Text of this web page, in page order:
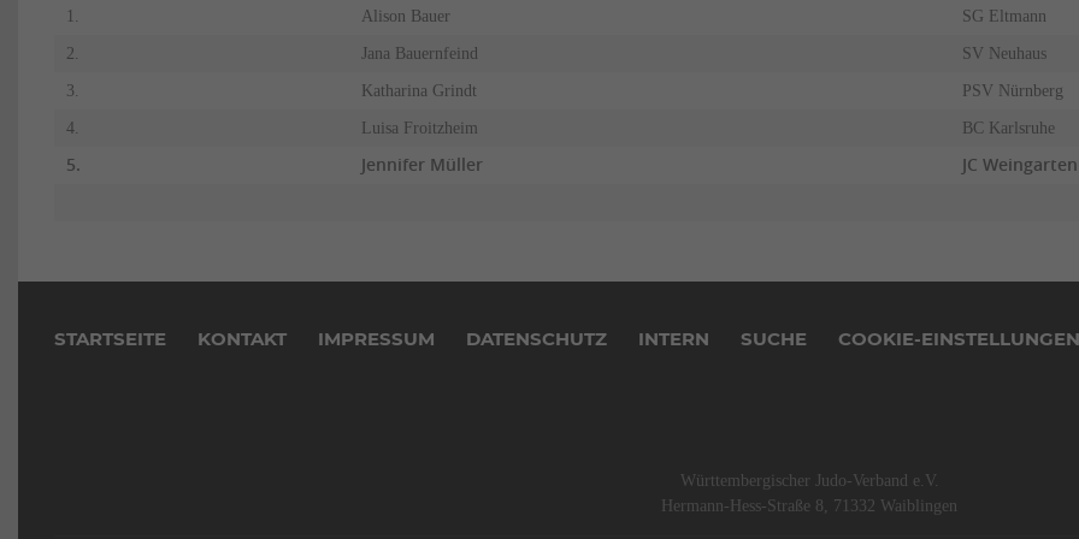
1. Alison Bauer SG Eltmann
2. Jana Bauernfeind SV Neuhaus
3. Katharina Grindt PSV Nürnberg
4. Luisa Froitzheim BC Karlsruhe
5. Jennifer Müller JC Weingarten
STARTSEITE KONTAKT IMPRESSUM DATENSCHUTZ INTERN SUCHE COOKIE-EINSTELLUNGEN
Württembergischer Judo-Verband e.V.
Hermann-Hess-Straße 8, 71332 Waiblingen